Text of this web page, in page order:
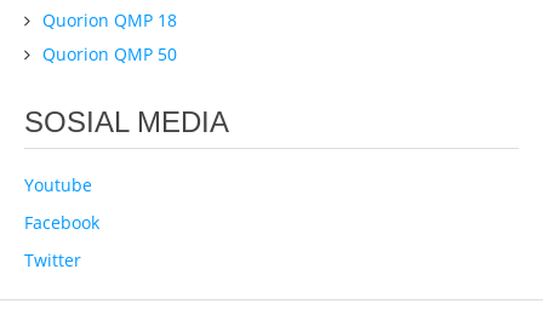
Quorion QMP 18
Quorion QMP 50
SOSIAL MEDIA
Youtube
Facebook
Twitter